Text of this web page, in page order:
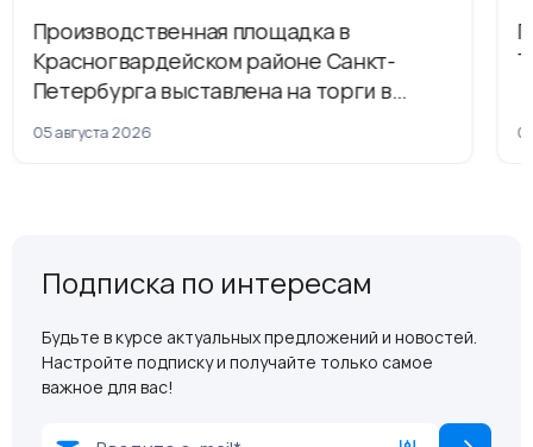
Производственная площадка в
Красногвардейском районе Санкт-
Петербурга выставлена на торги в
рамках приватизации
05 августа 2026
Подписка по интересам
Будьте в курсе актуальных предложений и новостей.
Настройте подписку и получайте только самое
важное для вас!